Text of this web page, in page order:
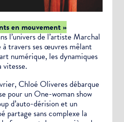
en mouvement »
l’univers de l’artiste Marchal
travers ses œuvres mêlant
numérique, les dynamiques
Chloé Oliveres débarque
pour un One-woman show
d’auto-dérision et un
partage sans complexe la